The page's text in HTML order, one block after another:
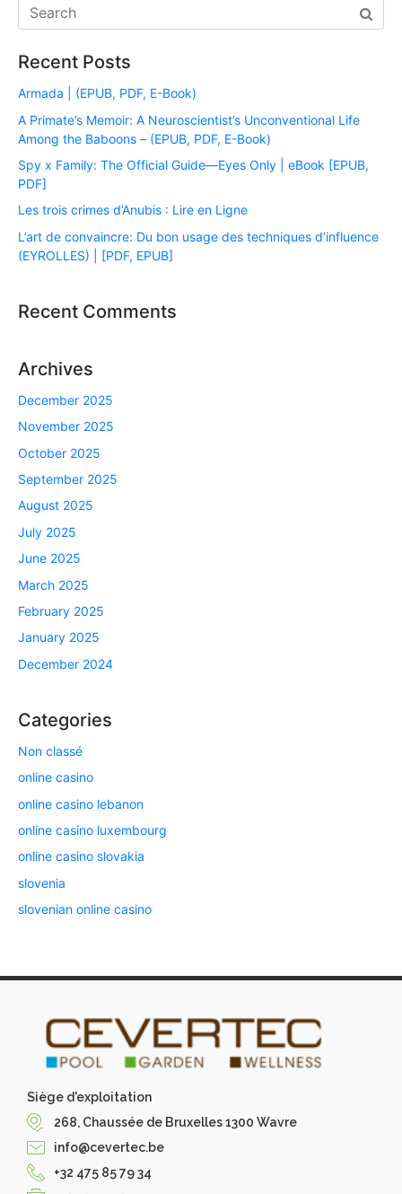
Recent Posts
Armada | (EPUB, PDF, E-Book)
A Primate’s Memoir: A Neuroscientist’s Unconventional Life
Among the Baboons – (EPUB, PDF, E-Book)
Spy x Family: The Official Guide―Eyes Only | eBook [EPUB,
PDF]
Les trois crimes d’Anubis : Lire en Ligne
L’art de convaincre: Du bon usage des techniques d’influence
(EYROLLES) | [PDF, EPUB]
Recent Comments
Archives
December 2025
November 2025
October 2025
September 2025
August 2025
July 2025
June 2025
March 2025
February 2025
January 2025
December 2024
Categories
Non classé
online casino
online casino lebanon
online casino luxembourg
online casino slovakia
slovenia
slovenian online casino
Siège d'exploitation
268, Chaussée de Bruxelles 1300 Wavre
info@cevertec.be
+32 475 85 79 34